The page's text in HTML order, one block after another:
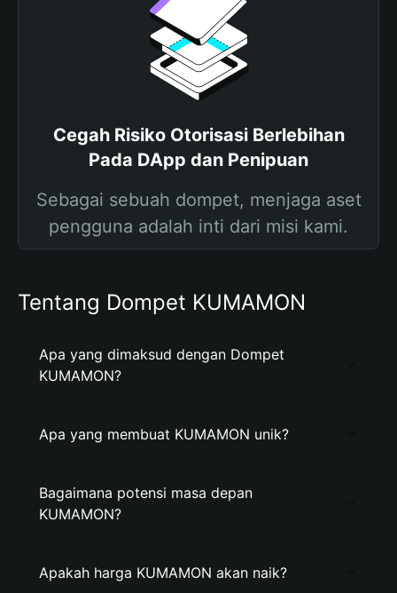
Cegah Risiko Otorisasi Berlebihan
Pada DApp dan Penipuan
Sebagai sebuah dompet, menjaga aset
pengguna adalah inti dari misi kami.
Tentang Dompet KUMAMON
Apa yang dimaksud dengan Dompet
KUMAMON?
Apa yang membuat KUMAMON unik?
Bagaimana potensi masa depan
KUMAMON?
Apakah harga KUMAMON akan naik?